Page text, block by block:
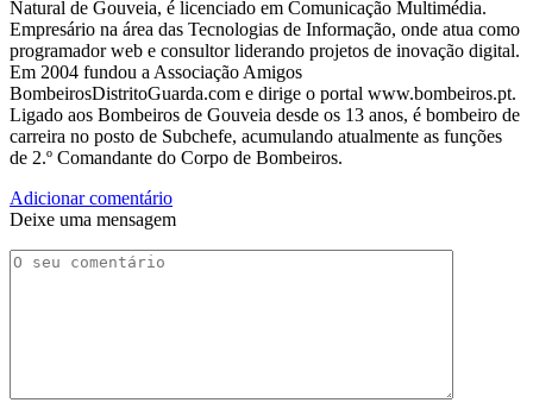
Natural de Gouveia, é licenciado em Comunicação Multimédia.
Empresário na área das Tecnologias de Informação, onde atua como
programador web e consultor liderando projetos de inovação digital.
Em 2004 fundou a Associação Amigos
BombeirosDistritoGuarda.com e dirige o portal www.bombeiros.pt.
Ligado aos Bombeiros de Gouveia desde os 13 anos, é bombeiro de
carreira no posto de Subchefe, acumulando atualmente as funções
de 2.º Comandante do Corpo de Bombeiros.
Adicionar comentário
Deixe uma mensagem